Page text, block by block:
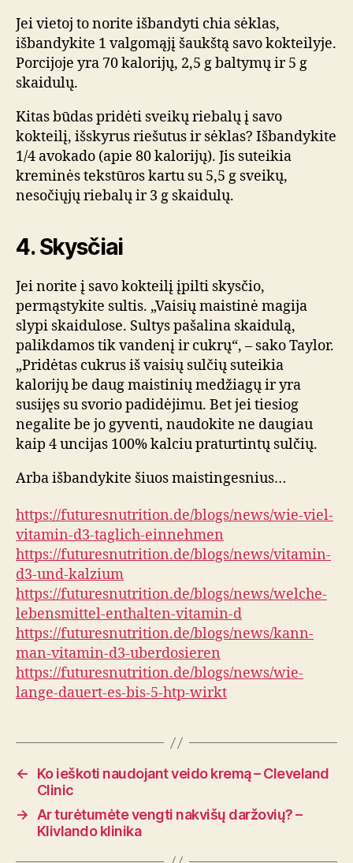
Jei vietoj to norite išbandyti chia sėklas,
išbandykite 1 valgomąjį šaukštą savo kokteilyje.
Porcijoje yra 70 kalorijų, 2,5 g baltymų ir 5 g
skaidulų.
Kitas būdas pridėti sveikų riebalų į savo
kokteilį, išskyrus riešutus ir sėklas? Išbandykite
1/4 avokado (apie 80 kalorijų). Jis suteikia
kreminės tekstūros kartu su 5,5 g sveikų,
nesočiųjų riebalų ir 3 g skaidulų.
4. Skysčiai
Jei norite į savo kokteilį įpilti skysčio,
permąstykite sultis. „Vaisių maistinė magija
slypi skaidulose. Sultys pašalina skaidulą,
palikdamos tik vandenį ir cukrų“, – sako Taylor.
„Pridėtas cukrus iš vaisių sulčių suteikia
kalorijų be daug maistinių medžiagų ir yra
susijęs su svorio padidėjimu. Bet jei tiesiog
negalite be jo gyventi, naudokite ne daugiau
kaip 4 uncijas 100% kalciu praturtintų sulčių.
Arba išbandykite šiuos maistingesnius…
https://futuresnutrition.de/blogs/news/wie-viel-
vitamin-d3-taglich-einnehmen
https://futuresnutrition.de/blogs/news/vitamin-
d3-und-kalzium
https://futuresnutrition.de/blogs/news/welche-
lebensmittel-enthalten-vitamin-d
https://futuresnutrition.de/blogs/news/kann-
man-vitamin-d3-uberdosieren
https://futuresnutrition.de/blogs/news/wie-
lange-dauert-es-bis-5-htp-wirkt
←
Ko ieškoti naudojant veido kremą – Cleveland
Clinic
→
Ar turėtumėte vengti nakvišų daržovių? –
Klivlando klinika